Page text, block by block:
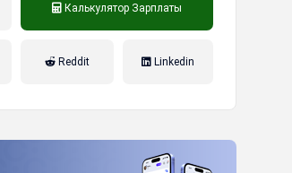
Калькулятор Зарплаты
Reddit Linkedin